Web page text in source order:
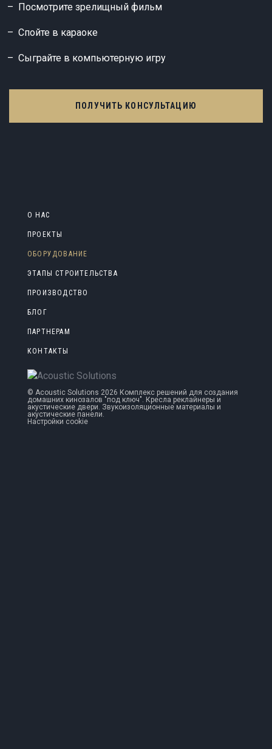
Посмотрите зрелищный фильм
Спойте в караоке
Сыграйте в компьютерную игру
ПОЛУЧИТЬ КОНСУЛЬТАЦИЮ
© Acoustic Solutions 2026 Комплекс решений для создания
домашних кинозалов "под ключ". Кресла реклайнеры и
акустические двери. Звукоизоляционные материалы и
акустические панели.
Настройки cookie
О НАС
ПРОЕКТЫ
ОБОРУДОВАНИЕ
ЭТАПЫ СТРОИТЕЛЬСТВА
ПРОИЗВОДСТВО
БЛОГ
ПАРТНЕРАМ
КОНТАКТЫ